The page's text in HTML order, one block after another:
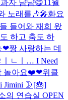
자 냠냠😋11월
노래를🎶🎤화요
들어와 재희 왔
하고 춤도 하
❤짱 사랑하는 데
ㅣㄴㅣ… I Need
놀아요❤️❤위클
Jimini 🌛 [🎂]
의 연습실 OPEN